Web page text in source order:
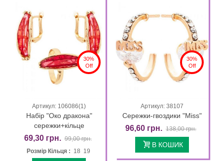
30%
Off
Артикул: 106086(1)
Набір "Око дракона"
сережки+кільце
69,30 грн. 99,00 грн.
Розмір Кільця : 18 19
30%
Off
Артикул: 38107
Сережки-гвоздики "Miss"
96,60 грн. 138,00 грн.
В КОШИК